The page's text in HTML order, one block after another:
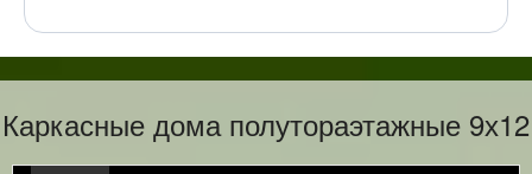
Каркасные дома полутораэтажные 9х12